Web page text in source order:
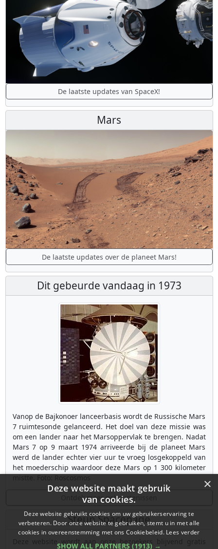
De laatste updates van SpaceX!
Mars
De laatste updates over de planeet Mars!
Dit gebeurde vandaag in 1973
Vanop de Bajkonoer lanceerbasis wordt de Russische Mars
7 ruimtesonde gelanceerd. Het doel van deze missie was
om een lander naar het Marsoppervlak te brengen. Nadat
Mars 7 op 9 maart 1974 arriveerde bij de planeet Mars
werd de lander echter vier uur te vroeg losgekoppeld van
het moederschip waardoor deze Mars op 1 300 kilometer
Ontdek meer gebeurtenissen
Steun Spacepage
Deze website wordt aan onze bezoekers blijvend gratis
×
Deze website maakt gebruik
van cookies.
Deze website gebruikt cookies om uw gebruikerservaring te
verbeteren. Door onze website te gebruiken, stemt u in met alle
cookies in overeenstemming met ons Cookiebeleid. Lees verder
SHOW ALL PARTNERS (1913) →